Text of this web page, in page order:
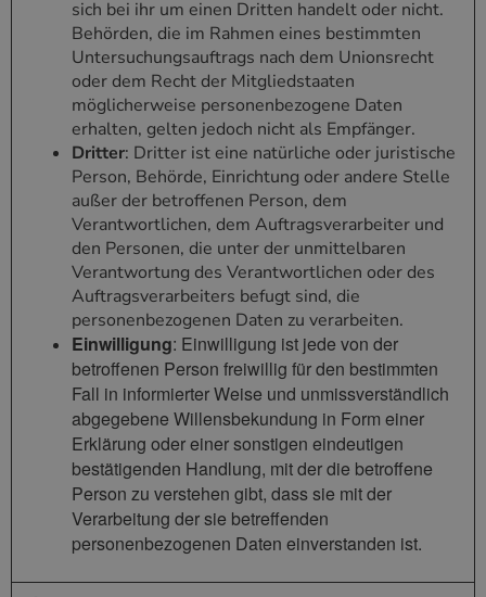
sich bei ihr um einen Dritten handelt oder nicht.
Behörden, die im Rahmen eines bestimmten
Untersuchungsauftrags nach dem Unionsrecht
oder dem Recht der Mitgliedstaaten
möglicherweise personenbezogene Daten
erhalten, gelten jedoch nicht als Empfänger.
Dritter: Dritter ist eine natürliche oder juristische
Person, Behörde, Einrichtung oder andere Stelle
außer der betroffenen Person, dem
Verantwortlichen, dem Auftragsverarbeiter und
den Personen, die unter der unmittelbaren
Verantwortung des Verantwortlichen oder des
Auftragsverarbeiters befugt sind, die
personenbezogenen Daten zu verarbeiten.
Einwilligung: Einwilligung ist jede von der
betroffenen Person freiwillig für den bestimmten
Fall in informierter Weise und unmissverständlich
abgegebene Willensbekundung in Form einer
Erklärung oder einer sonstigen eindeutigen
bestätigenden Handlung, mit der die betroffene
Person zu verstehen gibt, dass sie mit der
Verarbeitung der sie betreffenden
personenbezogenen Daten einverstanden ist.